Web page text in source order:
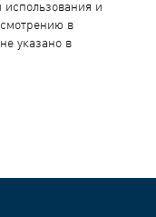
и
в
указано в